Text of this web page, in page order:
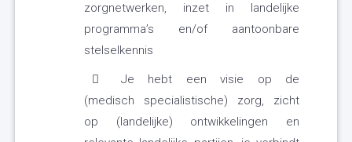
zorgnetwerken, inzet in landelijke
programma’s en/of aantoonbare
stelselkennis
Je hebt een visie op de
(medisch specialistische) zorg, zicht
op (landelijke) ontwikkelingen en